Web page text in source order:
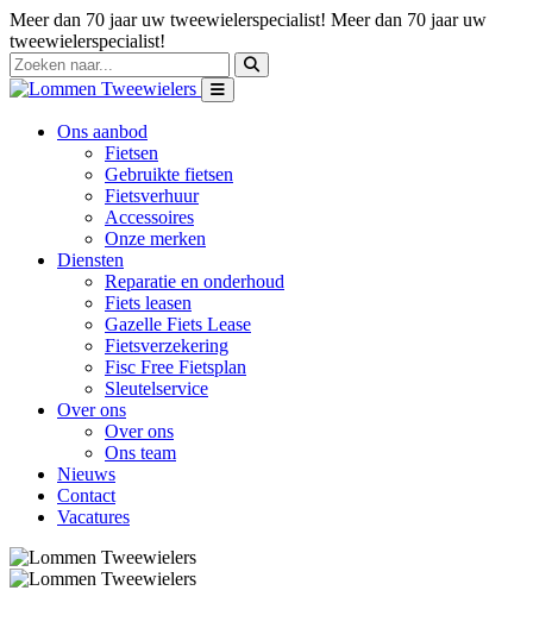
Meer dan 70 jaar uw tweewielerspecialist! Meer dan 70 jaar uw
tweewielerspecialist!
Ons aanbod
Fietsen
Gebruikte fietsen
Fietsverhuur
Accessoires
Onze merken
Diensten
Reparatie en onderhoud
Fiets leasen
Gazelle Fiets Lease
Fietsverzekering
Fisc Free Fietsplan
Sleutelservice
Over ons
Over ons
Ons team
Nieuws
Contact
Vacatures